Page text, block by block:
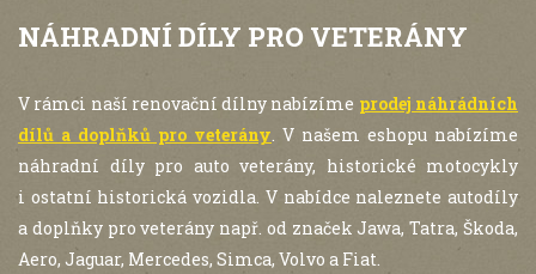
NÁHRADNÍ DÍLY PRO VETERÁNY
V rámci naší renovační dílny nabízíme prodej náhrádních
dílů a doplňků pro veterány. V našem eshopu nabízíme
náhradní díly pro auto veterány, historické motocykly
i ostatní historická vozidla. V nabídce naleznete autodíly
a doplňky pro veterány např. od značek Jawa, Tatra, Škoda,
Aero, Jaguar, Mercedes, Simca, Volvo a Fiat.